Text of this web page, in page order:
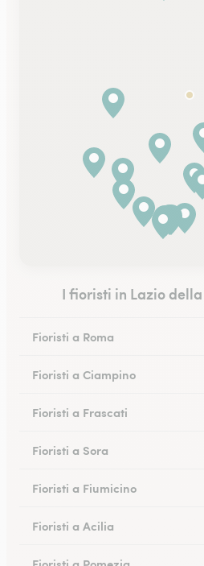
I fioristi in Lazio
Fioristi a Roma
Fioristi a Ciampino
Fioristi a Frascati
Fioristi a Sora
Fioristi a Fiumicino
Fioristi a Acilia